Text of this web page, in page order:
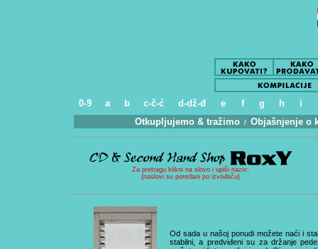
0-9 a b c-č-ć d-dž-đ e f g h
i
Otkupljujemo & tražimo / Objašnjenje o
Za pretragu klikni na slovo i upiši naziv:
(naslovi su poredani po izvođaču)
Od sada u našoj ponudi možete naći i
stabilni, a predviđeni su za držanje